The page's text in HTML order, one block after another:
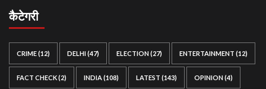
कैटेगरी
CRIME(12) DELHI(47) ELECTION(27) ENTERTAINMENT (12)
FACT CHECK(2) INDIA(108) LATEST (143) OPINION(4)